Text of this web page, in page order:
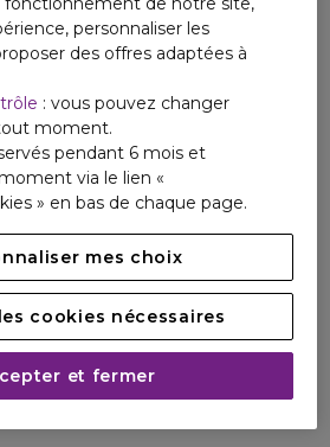
personnaliser les
des offres adaptées à
: vous pouvez changer
moment.
pendant 6 mois et
via le lien «
» en bas de chaque page.
mes choix
cookies nécessaires
et fermer